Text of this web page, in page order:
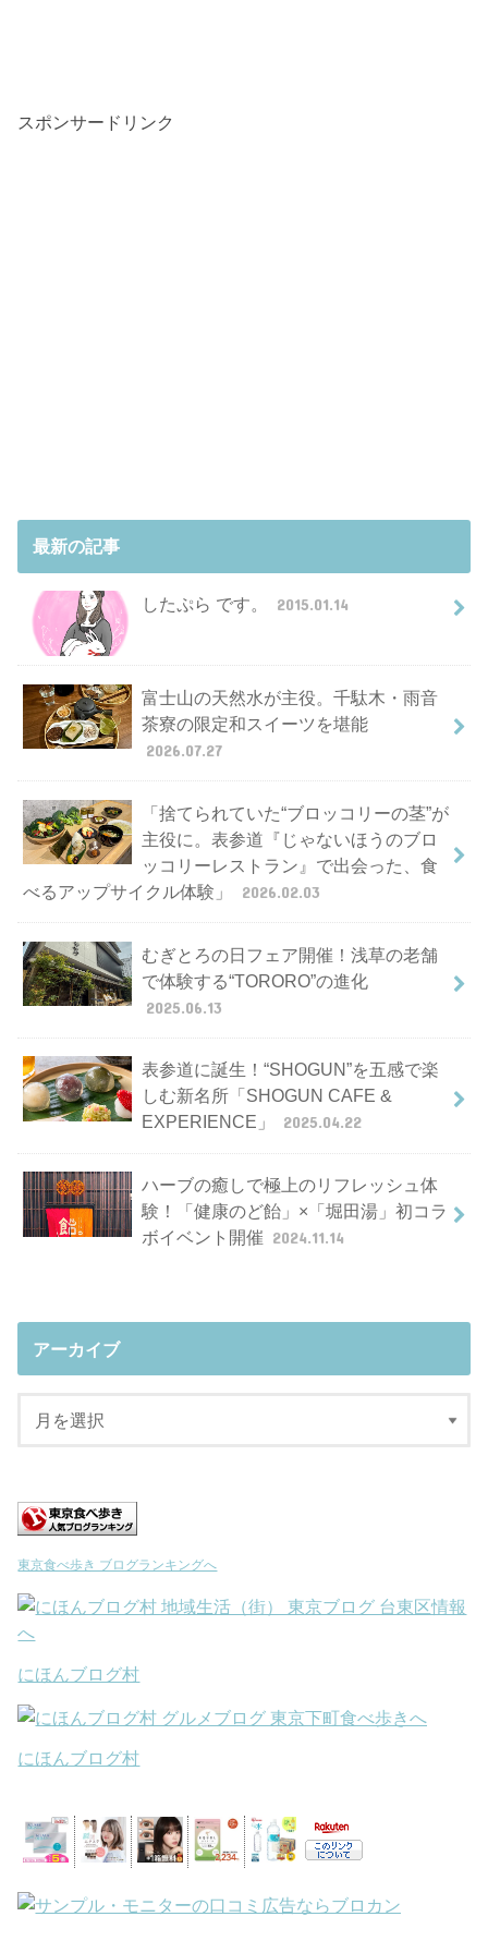
スポンサードリンク
最新の記事
したぷら です。 2015.01.14
富士山の天然水が主役。千駄木・雨音
茶寮の限定和スイーツを堪能
2026.07.27
「捨てられていた“ブロッコリーの茎”が
主役に。表参道『じゃないほうのブロ
ッコリーレストラン』で出会った、食
べるアップサイクル体験」
2026.02.03
むぎとろの日フェア開催！浅草の老舗
で体験する“TORORO”の進化
2025.06.13
表参道に誕生！“SHOGUN”を五感で楽
しむ新名所「SHOGUN CAFE &
EXPERIENCE」
2025.04.22
ハーブの癒しで極上のリフレッシュ体
験！「健康のど飴」×「堀田湯」初コラ
ボイベント開催 2024.11.14
アーカイブ
東京食べ歩き ブログランキングへ
にほんブログ村
にほんブログ村